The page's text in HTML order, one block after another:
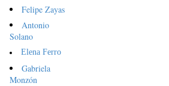
Felipe Zayas
Antonio
Solano
Elena Ferro
Gabriela
Monzón